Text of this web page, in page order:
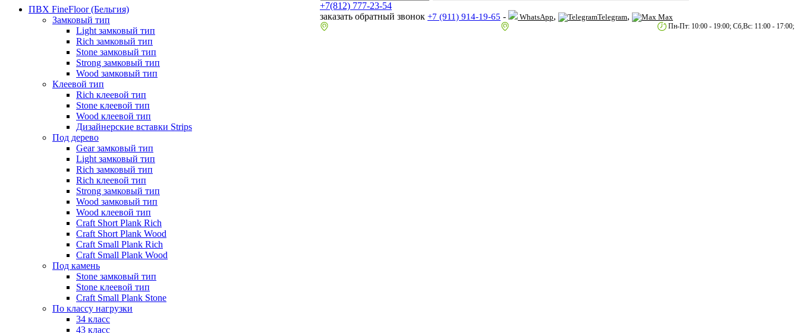
+7(812) 777-23-54
заказать обратный звонок +7 (911) 914-19-65 - WhatsApp, Telegram, Max
Пн-Пт: 10:00 - 19:00; Сб,Вс: 11:00 - 17:00;
ПВХ FineFloor (Бельгия)
Замковый тип
Light замковый тип
Rich замковый тип
Stone замковый тип
Strong замковый тип
Wood замковый тип
Клеевой тип
Rich клеевой тип
Stone клеевой тип
Wood клеевой тип
Дизайнерские вставки Strips
Под дерево
Gear замковый тип
Light замковый тип
Rich замковый тип
Rich клеевой тип
Strong замковый тип
Wood замковый тип
Wood клеевой тип
Craft Short Plank Rich
Craft Short Plank Wood
Craft Small Plank Rich
Craft Small Plank Wood
Под камень
Stone замковый тип
Stone клеевой тип
Craft Small Plank Stone
По классу нагрузки
34 класс
43 класс